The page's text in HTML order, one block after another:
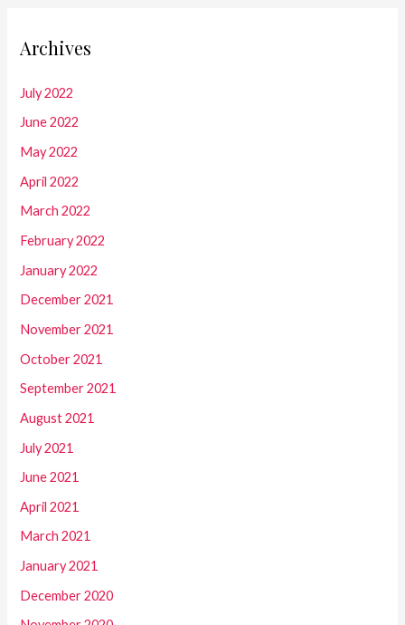
Archives
July 2022
June 2022
May 2022
April 2022
March 2022
February 2022
January 2022
December 2021
November 2021
October 2021
September 2021
August 2021
July 2021
June 2021
April 2021
March 2021
January 2021
December 2020